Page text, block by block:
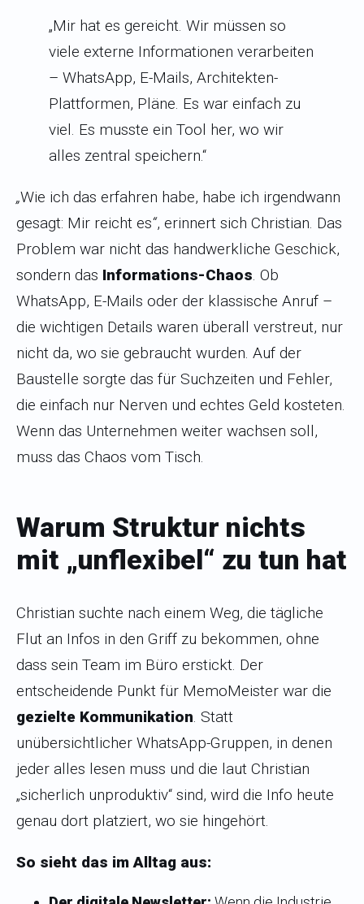
„Mir hat es gereicht. Wir müssen so
viele externe Informationen verarbeiten
– WhatsApp, E-Mails, Architekten-
Plattformen, Pläne. Es war einfach zu
viel. Es musste ein Tool her, wo wir
alles zentral speichern.“
„Wie ich das erfahren habe, habe ich irgendwann
gesagt: Mir reicht es“, erinnert sich Christian. Das
Problem war nicht das handwerkliche Geschick,
sondern das Informations-Chaos. Ob
WhatsApp, E-Mails oder der klassische Anruf –
die wichtigen Details waren überall verstreut, nur
nicht da, wo sie gebraucht wurden. Auf der
Baustelle sorgte das für Suchzeiten und Fehler,
die einfach nur Nerven und echtes Geld kosteten.
Wenn das Unternehmen weiter wachsen soll,
muss das Chaos vom Tisch.
Warum Struktur nichts
mit „unflexibel“ zu tun hat
Christian suchte nach einem Weg, die tägliche
Flut an Infos in den Griff zu bekommen, ohne
dass sein Team im Büro erstickt. Der
entscheidende Punkt für MemoMeister war die
gezielte Kommunikation. Statt
unübersichtlicher WhatsApp-Gruppen, in denen
jeder alles lesen muss und die laut Christian
„sicherlich unproduktiv“ sind, wird die Info heute
genau dort platziert, wo sie hingehört.
So sieht das im Alltag aus: